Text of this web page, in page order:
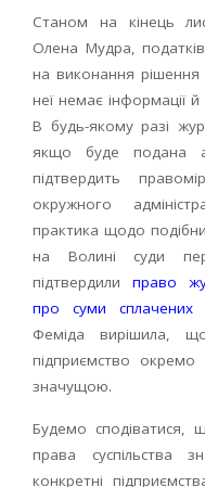
Станом на кінець
Олена Мудра,
на виконання рішення
неї немає інформації
В будь-якому разі
якщо буде подана
підтвердить
окружного
практика щодо
на Волині суди
підтвердили право
про суми сплачених
Феміда вирішила,
підприємство окремо
значущою.
Будемо сподіватися,
права суспільства
конкретні